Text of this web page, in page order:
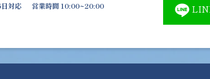
対応 営業時間 10:00~20:00